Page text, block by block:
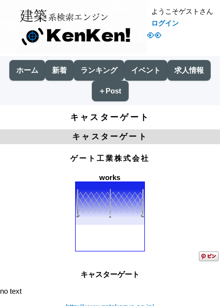
👀
ようこそゲストさん
ログイン
ホーム 新着 ランキング イベント 求人情報
＋Post
キャスターゲート
キャスターゲート
ゲート工業株式会社
works
キャスターゲート
no text